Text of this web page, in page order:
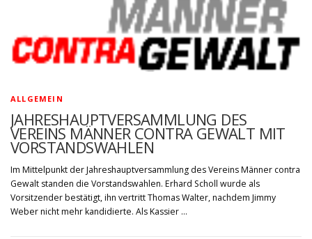
ALLGEMEIN
JAHRESHAUPTVERSAMMLUNG DES
VEREINS MÄNNER CONTRA GEWALT MIT
VORSTANDSWAHLEN
Im Mittelpunkt der Jahreshauptversammlung des Vereins Männer contra
Gewalt standen die Vorstandswahlen. Erhard Scholl wurde als
Vorsitzender bestätigt, ihn vertritt Thomas Walter, nachdem Jimmy
Weber nicht mehr kandidierte. Als Kassier …